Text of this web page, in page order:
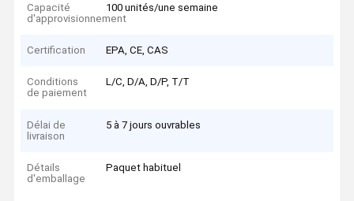
Capacité
d'approvisionnement
100 unités/une semaine
Certification EPA, CE, CAS
Conditions
de paiement
L/C, D/A, D/P, T/T
Délai de
livraison
5 à 7 jours ouvrables
Détails
d'emballage
Paquet habituel